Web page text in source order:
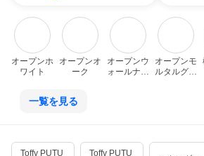
オープンホ
ワイト
オープンオ
ーク
オープンウ
ォールナッ
オープンモ
ルタルグレ
一覧を見る
Toffy PUTU
Toffy PUTU